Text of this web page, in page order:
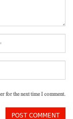
for the next time I comment.